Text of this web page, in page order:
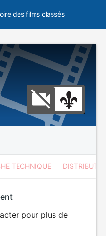
des films classés
TECHNIQUE
pour plus de